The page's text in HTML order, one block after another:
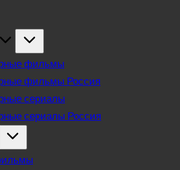
фильмы
фильмы Россия
сериалы
сериалы Россия